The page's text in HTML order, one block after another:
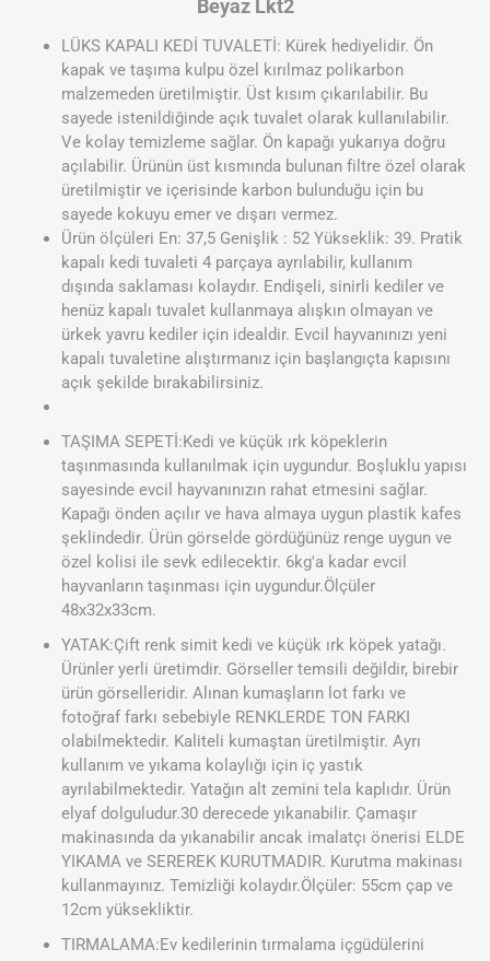
Beyaz Lkt2
LÜKS KAPALI KEDİ TUVALETİ: Kürek hediyelidir. Ön
kapak ve taşıma kulpu özel kırılmaz polikarbon
malzemeden üretilmiştir. Üst kısım çıkarılabilir. Bu
sayede istenildiğinde açık tuvalet olarak kullanılabilir.
Ve kolay temizleme sağlar. Ön kapağı yukarıya doğru
açılabilir. Ürünün üst kısmında bulunan filtre özel olarak
üretilmiştir ve içerisinde karbon bulunduğu için bu
sayede kokuyu emer ve dışarı vermez.
Ürün ölçüleri En: 37,5 Genişlik : 52 Yükseklik: 39. Pratik
kapalı kedi tuvaleti 4 parçaya ayrılabilir, kullanım
dışında saklaması kolaydır. Endişeli, sinirli kediler ve
henüz kapalı tuvalet kullanmaya alışkın olmayan ve
ürkek yavru kediler için idealdir. Evcil hayvanınızı yeni
kapalı tuvaletine alıştırmanız için başlangıçta kapısını
açık şekilde bırakabilirsiniz.
TAŞIMA SEPETİ:Kedi ve küçük ırk köpeklerin
taşınmasında kullanılmak için uygundur. Boşluklu yapısı
sayesinde evcil hayvanınızın rahat etmesini sağlar.
Kapağı önden açılır ve hava almaya uygun plastik kafes
şeklindedir. Ürün görselde gördüğünüz renge uygun ve
özel kolisi ile sevk edilecektir. 6kg'a kadar evcil
hayvanların taşınması için uygundur.Ölçüler
48x32x33cm.
YATAK:Çift renk simit kedi ve küçük ırk köpek yatağı.
Ürünler yerli üretimdir. Görseller temsili değildir, birebir
ürün görselleridir. Alınan kumaşların lot farkı ve
fotoğraf farkı sebebiyle RENKLERDE TON FARKI
olabilmektedir. Kaliteli kumaştan üretilmiştir. Ayrı
kullanım ve yıkama kolaylığı için iç yastık
ayrılabilmektedir. Yatağın alt zemini tela kaplıdır. Ürün
elyaf dolguludur.30 derecede yıkanabilir. Çamaşır
makinasında da yıkanabilir ancak imalatçı önerisi ELDE
YIKAMA ve SEREREK KURUTMADIR. Kurutma makinası
kullanmayınız. Temizliği kolaydır.Ölçüler: 55cm çap ve
12cm yüksekliktir.
TIRMALAMA:Ev kedilerinin tırmalama içgüdülerini